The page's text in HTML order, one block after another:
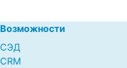
Возможности
СЭД
CRM